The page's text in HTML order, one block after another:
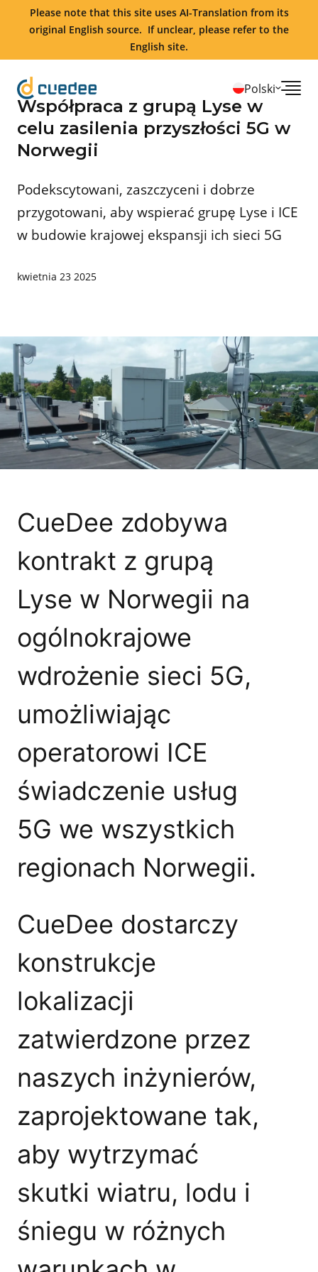
Please note that this site uses AI-Translation from its
original English source. If unclear, please refer to the
English site.
Polski
Współpraca z grupą Lyse w
celu zasilenia przyszłości 5G w
Norwegii
Podekscytowani, zaszczyceni i dobrze
przygotowani, aby wspierać grupę Lyse i ICE
w budowie krajowej ekspansji ich sieci 5G
kwietnia 23 2025
CueDee zdobywa
kontrakt z grupą
Lyse w Norwegii na
ogólnokrajowe
wdrożenie sieci 5G,
umożliwiając
operatorowi ICE
świadczenie usług
5G we wszystkich
regionach Norwegii.
CueDee dostarczy
konstrukcje
lokalizacji
zatwierdzone przez
naszych inżynierów,
zaprojektowane tak,
aby wytrzymać
skutki wiatru, lodu i
śniegu w różnych